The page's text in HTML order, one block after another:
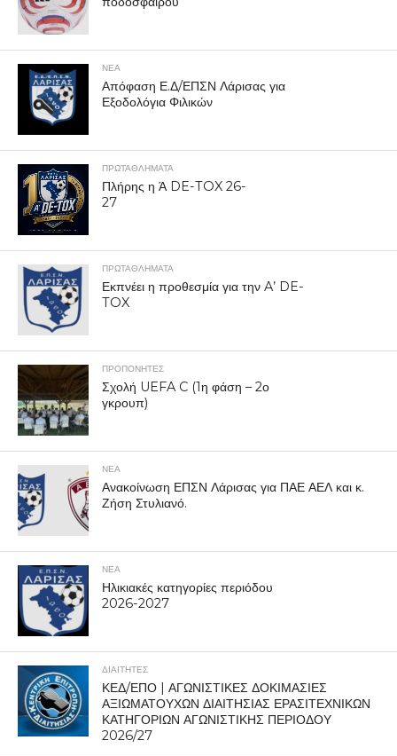
ΝΕΑ
Απόφαση Ε.Δ/ΕΠΣΝ Λάρισας για
Εξοδολόγια Φιλικών
ΠΡΩΤΑΘΛΉΜΑΤΑ
Πλήρης η Ά DE-TOX 26-
27
ΠΡΩΤΑΘΛΉΜΑΤΑ
Εκπνέει η προθεσμία για την A’ DE-
TOX
ΠΡΟΠΟΝΗΤΈΣ
Σχολή UEFA C (1η φάση – 2ο
γκρουπ)
ΝΕΑ
Ανακοίνωση ΕΠΣΝ Λάρισας για ΠΑΕ ΑΕΛ και κ.
Ζήση Στυλιανό.
ΝΕΑ
Ηλικιακές κατηγορίες περιόδου
2026-2027
ΔΙΑΙΤΗΤΕΣ
ΚΕΔ/ΕΠΟ | ΑΓΩΝΙΣΤΙΚΕΣ ΔΟΚΙΜΑΣΙΕΣ
ΑΞΙΩΜΑΤΟΥΧΩΝ ΔΙΑΙΤΗΣΙΑΣ ΕΡΑΣΙΤΕΧΝΙΚΩΝ
ΚΑΤΗΓΟΡΙΩΝ ΑΓΩΝΙΣΤΙΚΗΣ ΠΕΡΙΟΔΟΥ
2026/27